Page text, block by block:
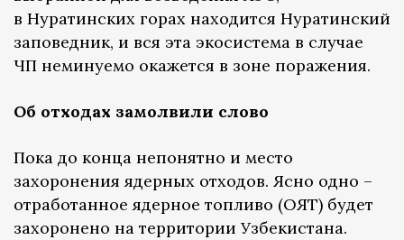
в Нуратинских горах находится Нуратинский
заповедник, и вся эта экосистема в случае
ЧП неминуемо окажется в зоне поражения.
Об отходах замолвили слово
Пока до конца непонятно и место
захоронения ядерных отходов. Ясно одно –
отработанное ядерное топливо (ОЯТ) будет
захоронено на территории Узбекистана.